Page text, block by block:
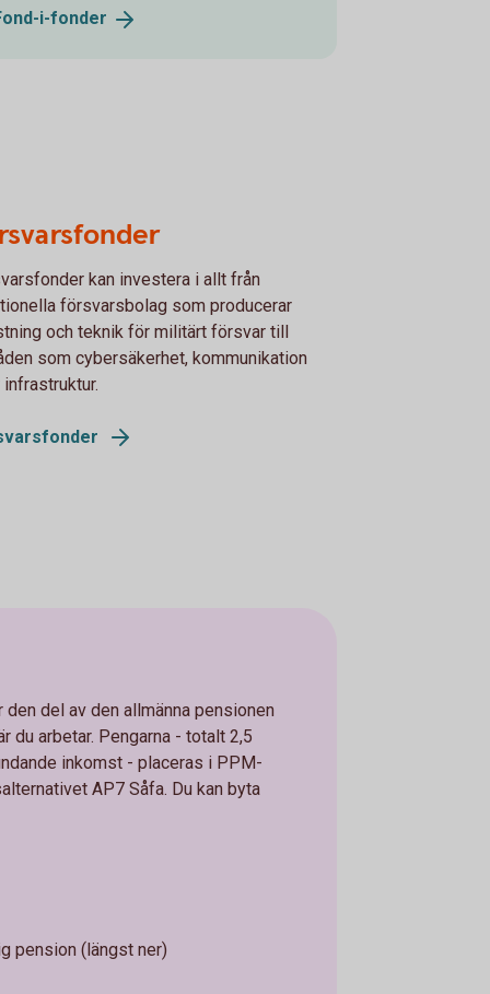
i-fonder
kan investera i allt från
försvarsbolag som producerar
och teknik för militärt försvar till
som cybersäkerhet, kommunikation
del av den allmänna pensionen
du arbetar. Pengarna - totalt 2,5
inkomst - placeras i PPM-
AP7 Såfa. Du kan byta
pension (längst ner)